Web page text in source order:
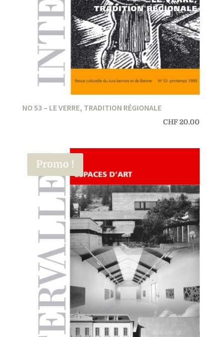
NO 53 – LE VERRE, TRADITION RÉGIONALE
CHF20.00
Promo !